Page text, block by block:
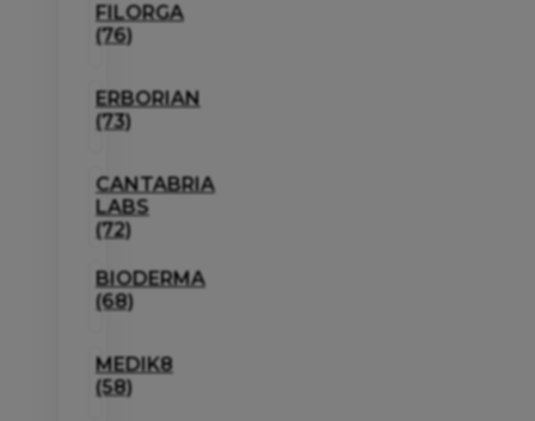
FILORGA
(76)
ERBORIAN
(73)
CANTABRIA
LABS
(72)
BIODERMA
(68)
MEDIK8
(58)